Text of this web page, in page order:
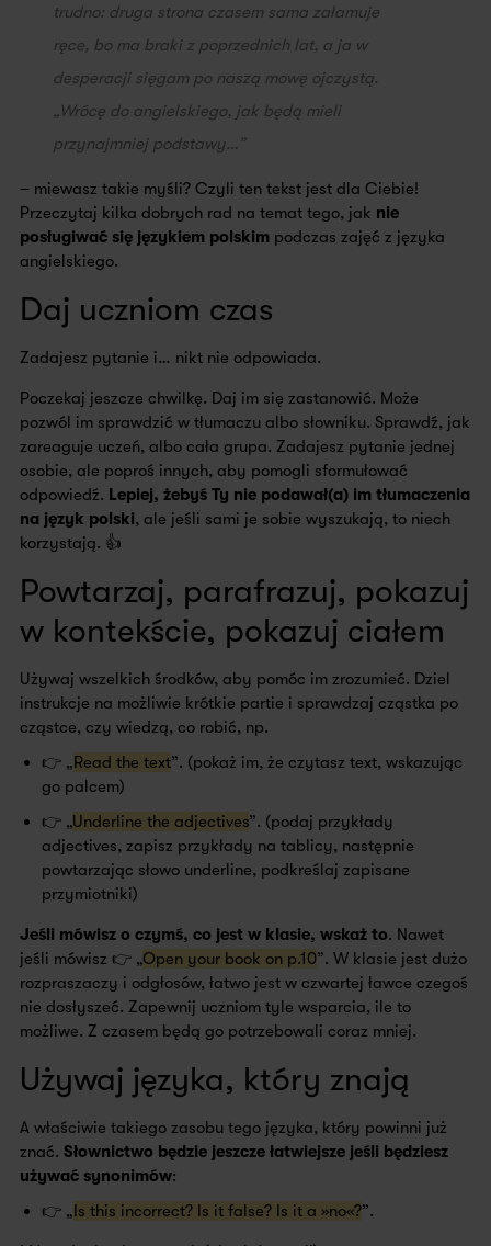
trudno: druga strona czasem sama załamuje
ręce, bo ma braki z poprzednich lat, a ja w
desperacji sięgam po naszą mowę ojczystą.
„Wrócę do angielskiego, jak będą mieli
przynajmniej podstawy…”
– miewasz takie myśli? Czyli ten tekst jest dla Ciebie!
Przeczytaj kilka dobrych rad na temat tego, jak nie
posługiwać się językiem polskim podczas zajęć z języka
angielskiego.
Daj uczniom czas
Zadajesz pytanie i… nikt nie odpowiada.
Poczekaj jeszcze chwilkę. Daj im się zastanowić. Może
pozwól im sprawdzić w tłumaczu albo słowniku. Sprawdź, jak
zareaguje uczeń, albo cała grupa. Zadajesz pytanie jednej
osobie, ale poproś innych, aby pomogli sformułować
odpowiedź. Lepiej, żebyś Ty nie podawał(a) im tłumaczenia
na język polski, ale jeśli sami je sobie wyszukają, to niech
korzystają. 👍
Powtarzaj, parafrazuj, pokazuj
w kontekście, pokazuj ciałem
Używaj wszelkich środków, aby pomóc im zrozumieć. Dziel
instrukcje na możliwie krótkie partie i sprawdzaj cząstka po
cząstce, czy wiedzą, co robić, np.
👉 „Read the text”. (pokaż im, że czytasz text, wskazując
go palcem)
👉 „Underline the adjectives”. (podaj przykłady
adjectives, zapisz przykłady na tablicy, następnie
powtarzając słowo underline, podkreślaj zapisane
przymiotniki)
Jeśli mówisz o czymś, co jest w klasie, wskaż to. Nawet
jeśli mówisz 👉 „Open your book on p.10”. W klasie jest dużo
rozpraszaczy i odgłosów, łatwo jest w czwartej ławce czegoś
nie dosłyszeć. Zapewnij uczniom tyle wsparcia, ile to
możliwe. Z czasem będą go potrzebowali coraz mniej.
Używaj języka, który znają
A właściwie takiego zasobu tego języka, który powinni już
znać. Słownictwo będzie jeszcze łatwiejsze jeśli będziesz
używać synonimów:
👉 „Is this incorrect? Is it false? Is it a »no«?”.